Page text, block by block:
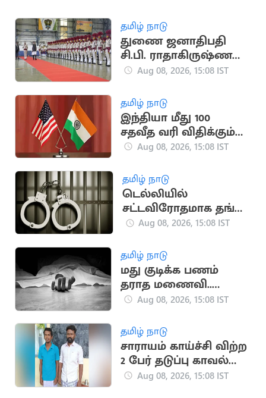
தமிழ் நாடு
துணை ஜனாதிபதி
சி.பி. ராதாகிருஷ்ணன்
அந்தமான் தீவுகளுக்கு
Aug 08, 2026, 15:08 IST
தமிழ் நாடு
இந்தியா மீது 100
சதவீத வரி விதிக்கும்
மசோதா அமெரிக்க
நிறைவேற்றம்
Aug 08, 2026, 15:08 IST
தமிழ் நாடு
டெல்லியில்
சட்டவிரோதமாக தங்கி
இருந்த ஆப்பிரிக்க
Aug 08, 2026, 15:08 IST
தமிழ் நாடு
மது குடிக்க பணம்
தராத மணைவி..
கணவர் தூக்கிட்டு
Aug 08, 2026, 15:08 IST
தமிழ் நாடு
சாராயம் காய்ச்சி விற்ற
2 பேர் தடுப்பு காவல்
சட்டத்தில் சிறையில்
Aug 08, 2026, 15:08 IST